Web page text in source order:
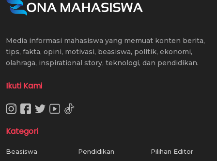
Media informasi mahasiswa yang memuat konten berita,
tips, fakta, opini, motivasi, beasiswa, politik, ekonomi,
olahraga, inspirational story, teknologi, dan pendidikan.
Ikuti Kami
Kategori
Beasiswa
Pendidikan
Pilihan Editor